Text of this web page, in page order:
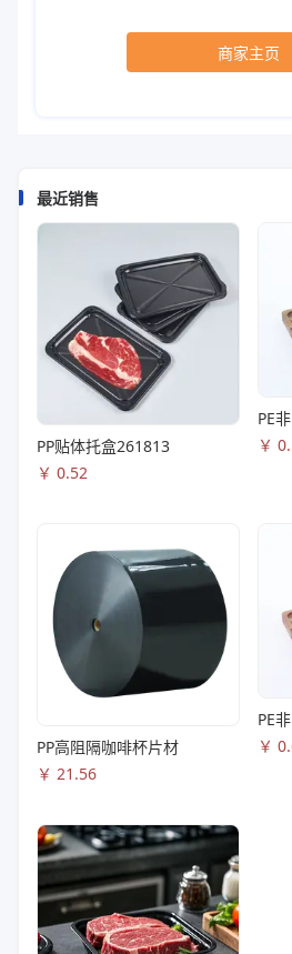
商家主页
最近销售
PP贴体托盒261813
￥ 0.52
PE
￥
PP高阻隔咖啡杯片材
￥ 21.56
￥